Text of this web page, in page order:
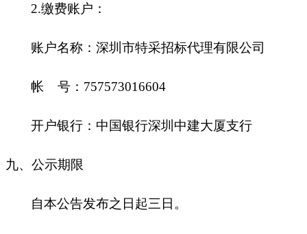
2.缴费账户：
账户名称：深圳市特采招标代理有限公司
帐 号： 757573016604
开户银行：中国银行深圳中建大厦支行
九、公示期限
自本公告发布之日起三日。